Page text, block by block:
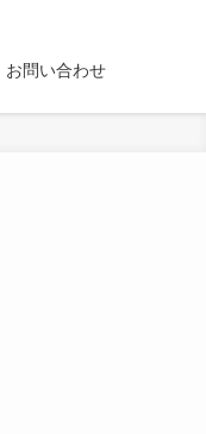
お問い合わせ